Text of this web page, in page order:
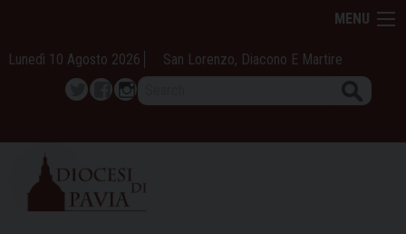
content
MENU
Lunedì 10 Agosto 2026 San Lorenzo, Diacono E Martire
TwitterFacebook
Instagram